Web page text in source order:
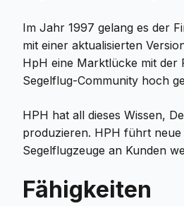
Im Jahr 1997 gelang es der
mit einer aktualisierten
HpH eine Marktlücke mit der
Segelflug-Community hoch
HPH hat all dieses Wissen,
produzieren. HPH führt
Segelflugzeuge an Kunden
Fähigkeiten